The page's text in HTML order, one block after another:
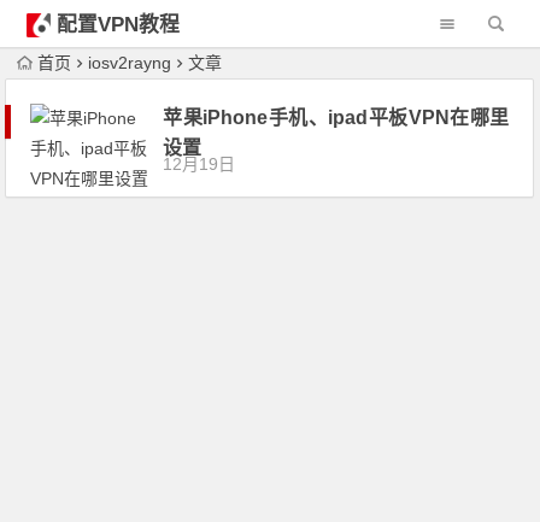
配置VPN教程
首页 iosv2rayng 文章
苹果iPhone手机、ipad平板VPN在哪里
设置
12月19日